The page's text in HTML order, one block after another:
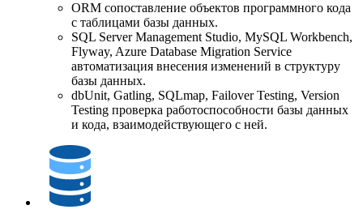
ORM сопоставление объектов программного кода
с таблицами базы данных.
SQL Server Management Studio, MySQL Workbench,
Flyway, Azure Database Migration Service
автоматизация внесения изменений в структуру
базы данных.
dbUnit, Gatling, SQLmap, Failover Testing, Version
Testing проверка работоспособности базы данных
и кода, взаимодействующего с ней.